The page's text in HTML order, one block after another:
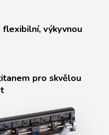
flexibilní, výkyvnou
pro skvělou